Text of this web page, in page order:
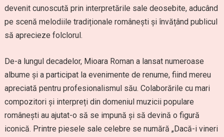
devenit cunoscută prin interpretările sale deosebite, aducând
pe scenă melodiile tradiționale românești și învățând publicul
să aprecieze folclorul.
De-a lungul decadelor, Mioara Roman a lansat numeroase
albume și a participat la evenimente de renume, fiind mereu
apreciată pentru profesionalismul său. Colaborările cu mari
compozitori și interpreți din domeniul muzicii populare
românești au ajutat-o să se impună și să devină o figură
iconică. Printre piesele sale celebre se numără „Dacă-i vineri